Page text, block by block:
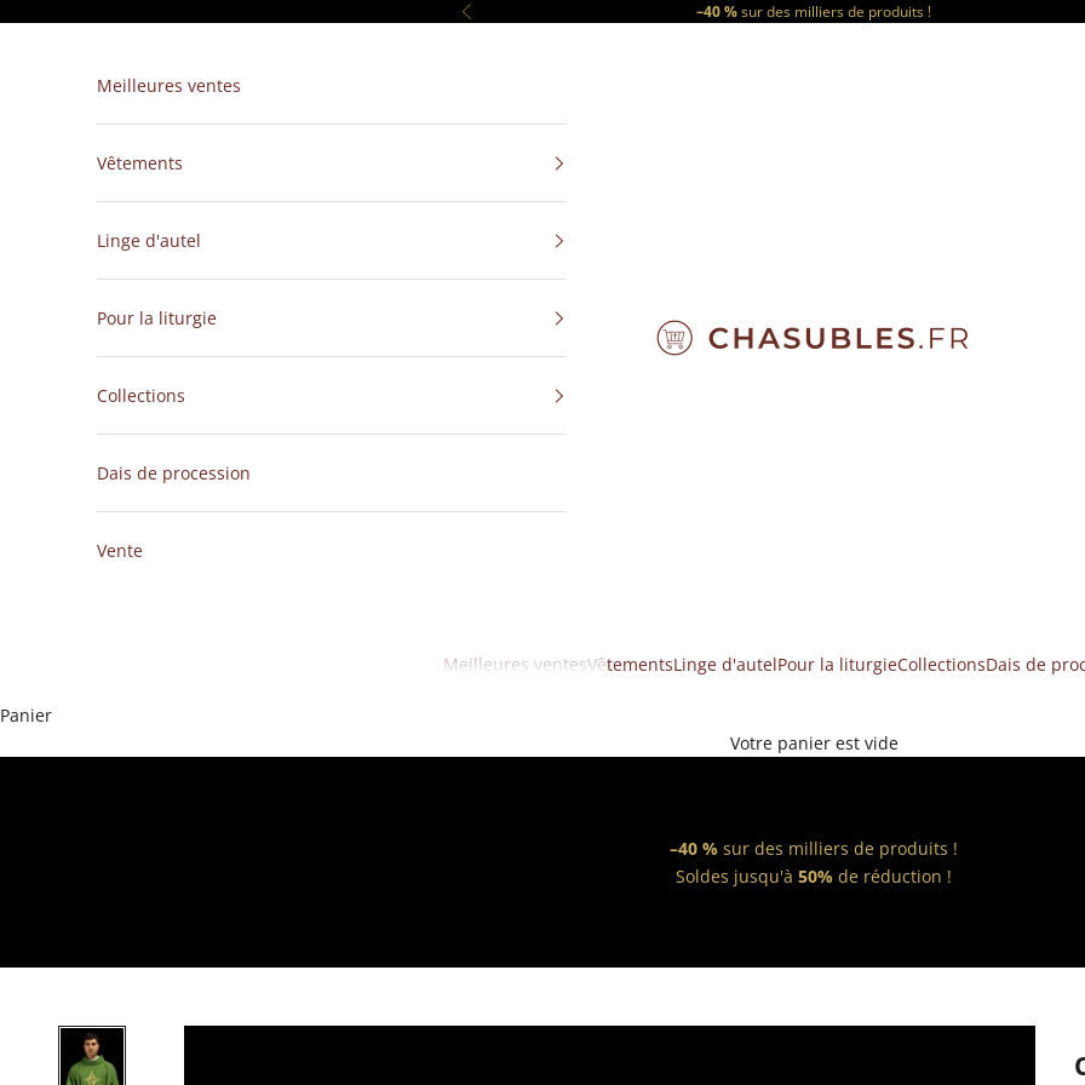
Précédent –40 %sur des milliers de produits !
CHASUBLES.FR
Meilleures ventesVêtementsLinge d'autelPour la liturgieCollectionsDais de
Meilleures ventes
Vêtements
Linge d'autel
Pour la liturgie
Collections
Dais de procession
Vente
Panier
Votre panier est vide
–40 % sur des milliers de produits !
Soldes jusqu'à 50% de réduction !